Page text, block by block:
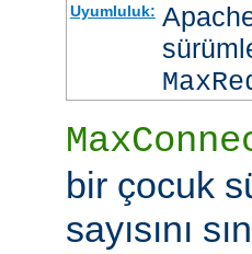
Uyumluluk:
bir çocuk
sayısını